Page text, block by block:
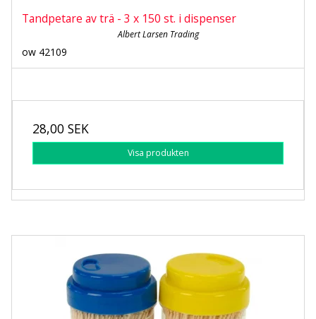
Tandpetare av trä - 3 x 150 st. i dispenser
Albert Larsen Trading
ow 42109
28,00 SEK
Visa produkten